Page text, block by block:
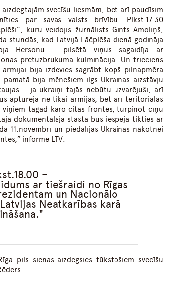
svecīšu liesmām, bet arī paudīsim
par savas valsts brīvību. Plkst.17.30
kuru veidojis žurnālists Gints Amoliņš,
stundās, kad Latvijā Lāčplēša dienā godināja
Hersonu – pilsētā viņus sagaidīja ar
pretuzbrukuma kulminācija. Un trieciens
bija izdevies sagrābt kopš pilnapmēra
bija mēnešiem ilgs Ukrainas aizstāvju
– ja ukraiņi tajās nebūtu uzvarējuši, arī
apturēja ne tikai armijas, bet arī teritoriālās
viņiem tagad karo citās frontēs, turpinot cīņu
dokumentālajā stāstā būs iespēja tikties ar
11.novembrī un piedalījās Ukrainas nākotnei
informē LTV.
–
ar tiešraidi no Rīgas
un Nacionālo
Neatkarības karā
pils sienas aizdegsies tūkstošiem svecīšu